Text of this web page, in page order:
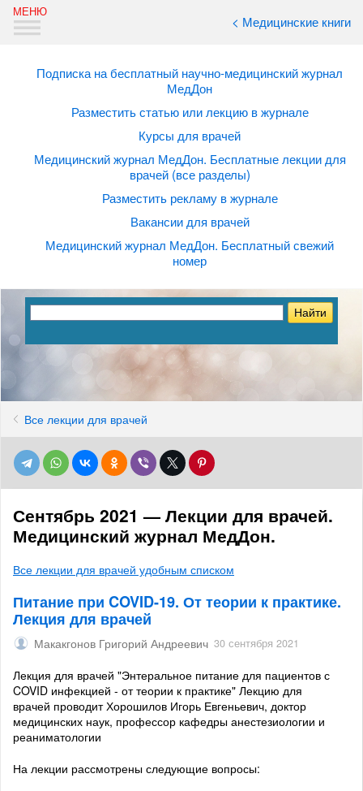
< Медицинские книги
Подписка на бесплатный научно-медицинский журнал
МедДон
Разместить статью или лекцию в журнале
Курсы для врачей
Медицинский журнал МедДон. Бесплатные лекции для
врачей (все разделы)
Разместить рекламу в журнале
Вакансии для врачей
Медицинский журнал МедДон. Бесплатный свежий
номер
Все лекции для врачей
Сентябрь 2021 — Лекции для врачей.
Медицинский журнал МедДон.
Все лекции для врачей удобным списком
Питание при COVID-19. От теории к практике.
Лекция для врачей
Макакгонов Григорий Андреевич 30 сентября 2021
Лекция для врачей "Энтеральное питание для пациентов с
COVID инфекцией - от теории к практике" Лекцию для
врачей проводит Хорошилов Игорь Евгеньевич, доктор
медицинских наук, профессор кафедры анестезиологии и
реаниматологии
На лекции рассмотрены следующие вопросы: